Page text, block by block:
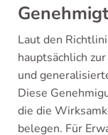
Laut den
hauptsächlich
und
Diese
die die
belegen. Für